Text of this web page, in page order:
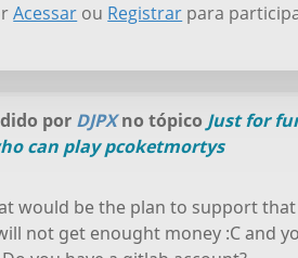
Acessar ou Registrar para
por DJPXno tópico Just for
can play pcoketmortys
would be the plan to support
not get enought money :C and